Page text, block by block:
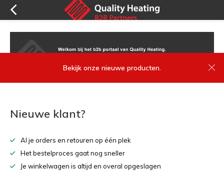
Bekijk onze nieuwe producten.
Nieuwe klant?
Al je orders en retouren op één plek
Het bestelproces gaat nog sneller
Je winkelwagen is altijd en overal opgeslagen